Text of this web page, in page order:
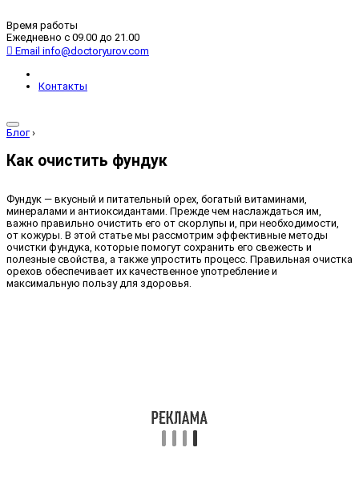
Время работы
Ежедневно с 09.00 до 21.00
Email info@doctoryurov.com
Контакты
Блог ›
Как очистить фундук
Фундук — вкусный и питательный орех, богатый витаминами,
минералами и антиоксидантами. Прежде чем наслаждаться им,
важно правильно очистить его от скорлупы и, при необходимости,
от кожуры. В этой статье мы рассмотрим эффективные методы
очистки фундука, которые помогут сохранить его свежесть и
полезные свойства, а также упростить процесс. Правильная очистка
орехов обеспечивает их качественное употребление и
максимальную пользу для здоровья.